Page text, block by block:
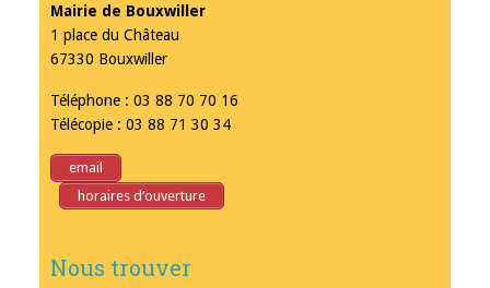
Mairie de Bouxwiller
1 place du Château
67330 Bouxwiller
Téléphone : 03 88 70 70 16
Télécopie : 03 88 71 30 34
email
horaires d’ouverture
Nous trouver